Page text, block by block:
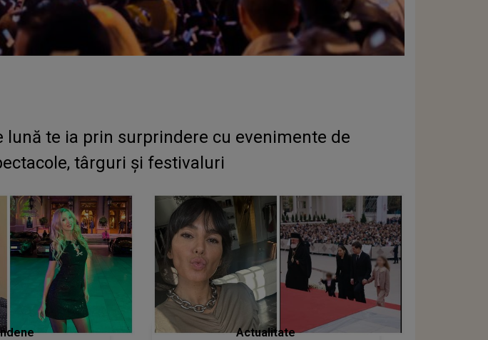
lună te ia prin surprindere cu evenimente de
târguri și festivaluri
Actualitate